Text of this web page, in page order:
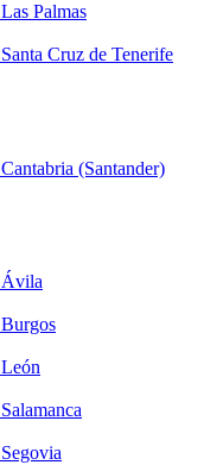
Las Palmas
Santa Cruz de Tenerife
Cantabria (Santander)
Ávila
Burgos
León
Salamanca
Segovia